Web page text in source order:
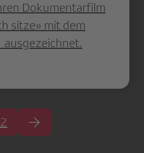
Dokumentarfilm
sitze» mit dem
2